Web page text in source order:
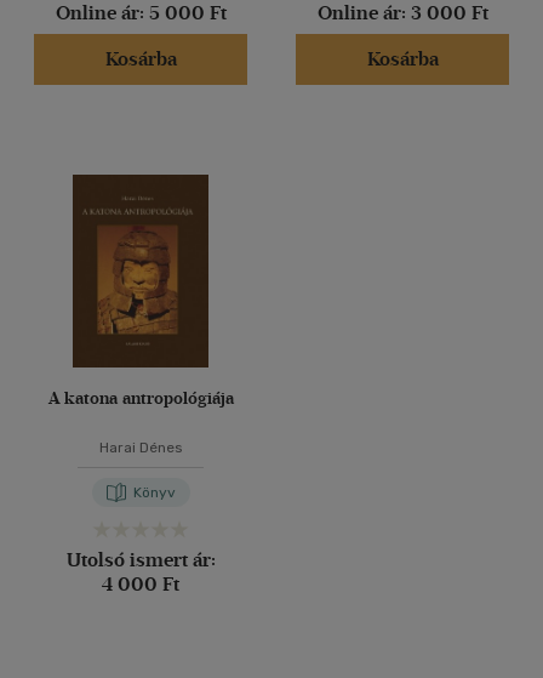
Online ár: 5 000 Ft
Kosárba
Online ár: 3 000 Ft
Kosárba
A katona antropológiája
Harai Dénes
Könyv
Utolsó ismert ár:
4 000 Ft